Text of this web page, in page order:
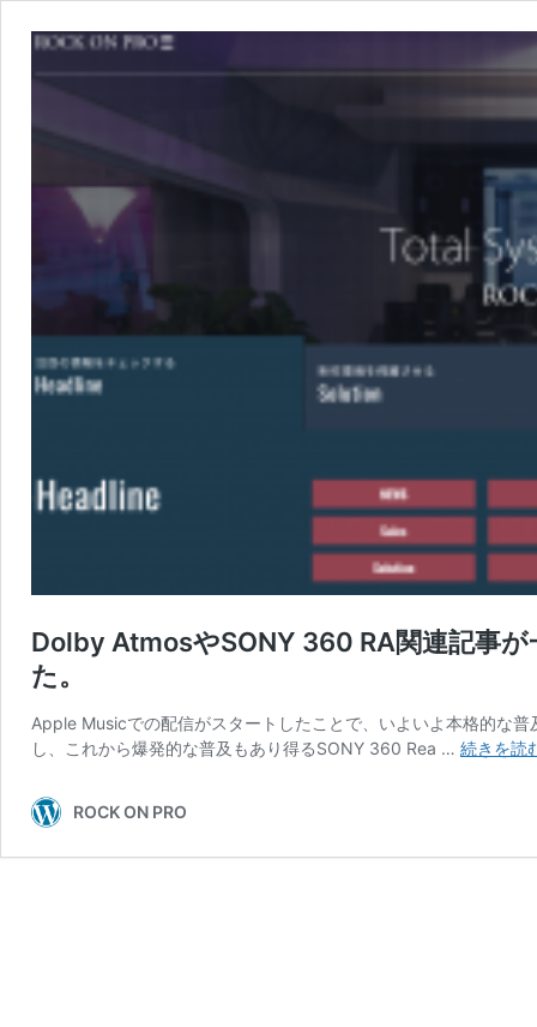
Dolby AtmosやSONY 360 RA関連記事
た。
Apple Musicでの配信がスタートしたことで、いよいよ本格的な
し、これから爆発的な普及もあり得るSONY 360 Rea … 続きを読
ROCK ON PRO